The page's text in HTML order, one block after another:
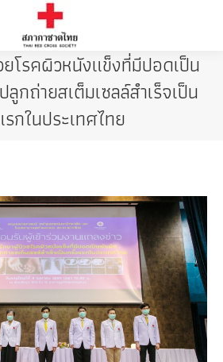
โรคผิวหนังแข็งที่มีปอดเป็น
กถ่ายสเต็มเซลล์สำเร็จเป็น
กในประเทศไทย